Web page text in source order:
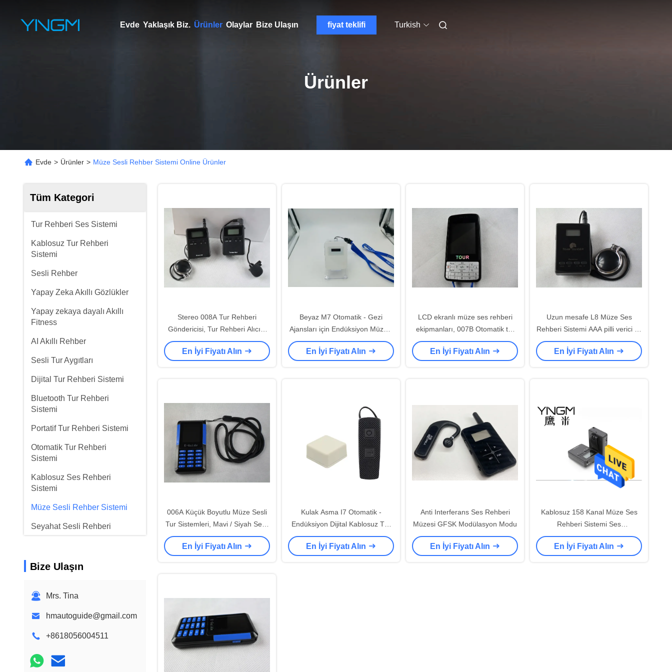
Evde Yaklaşık Biz. Ürünler Olaylar Bize Ulaşın fiyat teklifi Turkish
Ürünler
Evde > Ürünler > Müze Sesli Rehber Sistemi Online Ürünler
Tüm Kategori
Tur Rehberi Ses Sistemi
Kablosuz Tur Rehberi
Sistemi
Sesli Rehber
Yapay Zeka Akıllı Gözlükler
Yapay zekaya dayalı Akıllı
Fitness
AI Akıllı Rehber
Sesli Tur Aygıtları
Dijital Tur Rehberi Sistemi
Bluetooth Tur Rehberi
Sistemi
Portatif Tur Rehberi Sistemi
Otomatik Tur Rehberi
Sistemi
Kablosuz Ses Rehberi
Sistemi
Müze Sesli Rehber Sistemi
Seyahat Sesli Rehberi
Etkileşimli Vitrin
Hastane çağrı cihazı
Bize Ulaşın
Mrs. Tina
hmautoguide@gmail.com
+8618056004511
Stereo 008A Tur Rehberi
Göndericisi, Tur Rehberi Alıcısı
Seyahat Ajansları İçin
En İyi Fiyatı Alın
Beyaz M7 Otomatik - Gezi
Ajansları için Endüksiyon Müzesi
Sesli Rehber Sistemi
En İyi Fiyatı Alın
LCD ekranlı müze ses rehberi
ekipmanları, 007B Otomatik tur
rehberi sistemi
En İyi Fiyatı Alın
Uzun mesafe L8 Müze Ses
Rehberi Sistemi AAA pilli verici ve
alıcı
En İyi Fiyatı Alın
006A Küçük Boyutlu Müze Sesli
Tur Sistemleri, Mavi / Siyah Sesli
Rehberlik Aygıtı
En İyi Fiyatı Alın
Kulak Asma I7 Otomatik -
Endüksiyon Dijital Kablosuz Tur
Rehberi Sistemi Müze için Ses
Rehberi
En İyi Fiyatı Alın
Anti Interferans Ses Rehberi
Müzesi GFSK Modülasyon Modu
En İyi Fiyatı Alın
Kablosuz 158 Kanal Müze Ses
Rehberi Sistemi Ses
Güçlendirme Teknolojisi
En İyi Fiyatı Alın